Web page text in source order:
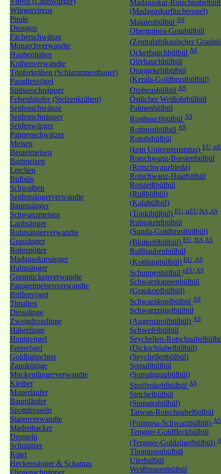
Würgervireos
Pirole
Drongos
Fächerschwänze
Monarchverwandte
Haubenhäher
Krähenverwandte
Töpferkrähen (Schlammnestbauer)
Paradiesvögel
Südseeschnäpper
Felsenhüpfer (Stelzenkrähen)
Seidenschwänze
Seidenschnäpper
Seidenwürger
Palmenschwätzer
Meisen
Beutelmeisen
Bartmeisen
Lerchen
Bülbüls
Schwalben
Seidensängerverwandte
Baumsänger
Schwanzmeisen
Laubsänger
Rohrsängerverwandte
Grassänger
Rohrspötter
Madagaskarsänger
Halmsänger
Grasmückenverwandte
Papageimeisenverwandte
Brillenvögel
Timalien
Drosslinge
Zweigdrosslinge
Häherlinge
Honigvögel
Feenvögel
Goldhähnchen
Zaunkönige
Mückenfängerverwandte
Kleiber
Mauerläufer
Baumläufer
Spottdrosseln
Starenverwandte
Madenhacker
Drosseln
Schmätzer
Rötel
Heckensänger & Schamas
Fliegenschnäpper
Madagaskar-
(Madagaskarfluchtvogel)
Malaienbülbül AS
Oberguinea-Graubülbül
(Zentralafrikanischer
Ockerbauchbülbül AS
Olivbauchbülbül
Orangekehlbülbül
(Kerala-Goldbrustbülbül)
Orpheusbülbül AS
Östlicher Weißohrbülbül
Palmenbülbül
Rostbauchbülbül AS
Rotbrustbülbül AS
Rotohrbülbül
(kein Unterartenstatus) EU
Rotschwanz-Borstenbülbül
(Rotschwanzbleda)
Rotschwanz-Haarbülbül
Rotsteißbülbül
(Rußbülbül)
(Kalabülbül)
(Tonkibülbül) EU ,nEU,NA,AS
Rubinkehlbülbül
(Sunda-Goldbrustbülbül)
(Blutkehlbülbül) EU ,NA,AS
Rußhaubenbülbül
(Kotilangbülbül) EU ,AS
Schuppenbülbül nEU,AS
Schwarzkappenbülbül
(Graukopfbülbül)
Schwarzkopfbülbül AS
Schwarzzügelbülbül
(Augenstreifbülbül) AS
Schwefelbülbül
Seychellen-
(Dickschnabelbülbül)
(Seychellenbülbül)
Somalibülbül
(Somaligraubülbül)
Streifenkehlbülbül AS
Strichelbülbül
(Sumatrabülbül)
Taiwan-Rotschnabelbülbül
(Formosa-Schwarzbülbül) AS
Tengger-Goldfleckbülbül
(Tengger-Goldzügelbülbül)
Thompsonbülbül
Uferbülbül
Weißbrauenbülbül